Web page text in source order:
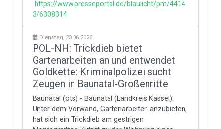
https://www.presseportal.de/blaulicht/pm/4414
3/6308314
Dienstag, 23.06.2026
POL-NH: Trickdieb bietet
Gartenarbeiten an und entwendet
Goldkette: Kriminalpolizei sucht
Zeugen in Baunatal-Großenritte
Baunatal (ots) - Baunatal (Landkreis Kassel):
Unter dem Vorwand, Gartenarbeiten anzubieten,
hat sich ein Trickdieb am gestrigen